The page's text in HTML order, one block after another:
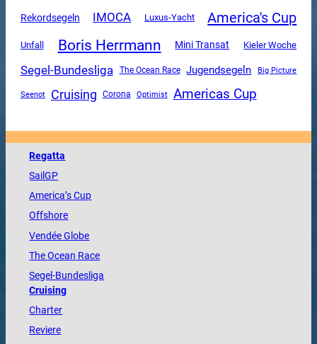
Rekordsegeln IMOCA Luxus-Yacht America's Cup
Unfall Boris Herrmann Mini Transat Kieler Woche
Segel-Bundesliga The Ocean Race Jugendsegeln Big Picture
Seenot Cruising Corona Optimist Americas Cup
Regatta
SailGP
America’s Cup
Offshore
VendéeGlobe
TheOcean Race
Segel-Bundesliga
Cruising
Charter
Reviere